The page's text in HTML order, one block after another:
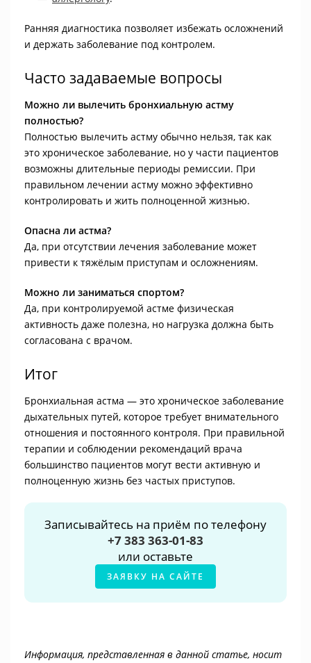
Ранняя диагностика позволяет избежать осложнений
и держать заболевание под контролем.
Часто задаваемые вопросы
Можно ли вылечить бронхиальную астму
полностью?
Полностью вылечить астму обычно нельзя, так как
это хроническое заболевание, но у части пациентов
возможны длительные периоды ремиссии. При
правильном лечении астму можно эффективно
контролировать и жить полноценной жизнью.
Опасна ли астма?
Да, при отсутствии лечения заболевание может
привести к тяжёлым приступам и осложнениям.
Можно ли заниматься спортом?
Да, при контролируемой астме физическая
активность даже полезна, но нагрузка должна быть
согласована с врачом.
Итог
Бронхиальная астма — это хроническое заболевание
дыхательных путей, которое требует внимательного
отношения и постоянного контроля. При правильной
терапии и соблюдении рекомендаций врача
большинство пациентов могут вести активную и
полноценную жизнь без частых приступов.
Записывайтесь на приём по телефону
+7 383 363-01-83
или оставьте
ЗАЯВКУ НА САЙТЕ
Информация, представленная в данной статье, носит